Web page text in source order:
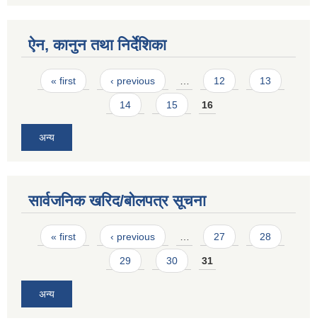
ऐन, कानुन तथा निर्देशिका
Pages
« first ‹ previous 12 13
14 15 16
अन्य
सार्वजनिक खरिद/बोलपत्र सूचना
Pages
« first ‹ previous … 27 28
29 30 31
अन्य